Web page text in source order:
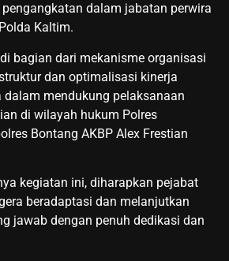
dalam jabatan perwira
Kaltim.
bagian dari mekanisme organisasi
dan optimalisasi kinerja
mendukung pelaksanaan
di wilayah hukum Polres
Bontang AKBP Alex Frestian
kegiatan ini, diharapkan pejabat
beradaptasi dan melanjutkan
jawab dengan penuh dedikasi dan